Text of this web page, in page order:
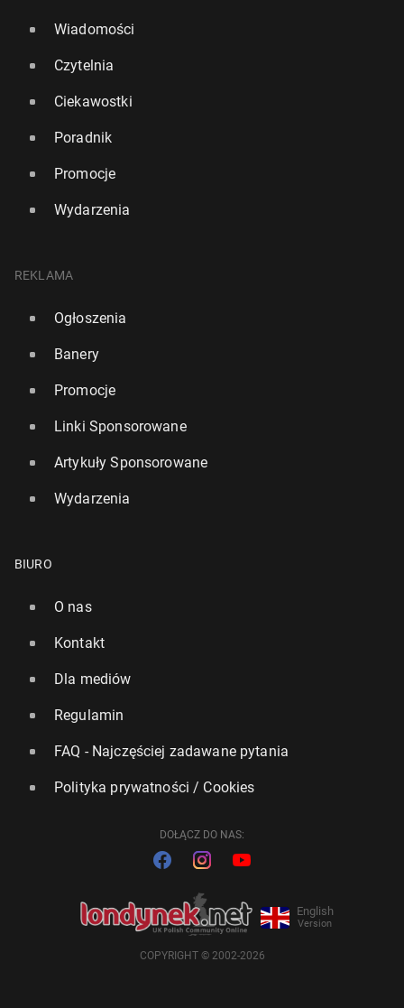
Wiadomości
Czytelnia
Ciekawostki
Poradnik
Promocje
Wydarzenia
REKLAMA
Ogłoszenia
Banery
Promocje
Linki Sponsorowane
Artykuły Sponsorowane
Wydarzenia
BIURO
O nas
Kontakt
Dla mediów
Regulamin
FAQ - Najczęściej zadawane pytania
Polityka prywatności / Cookies
DOŁĄCZ DO NAS:
English
Version
COPYRIGHT © 2002-2026